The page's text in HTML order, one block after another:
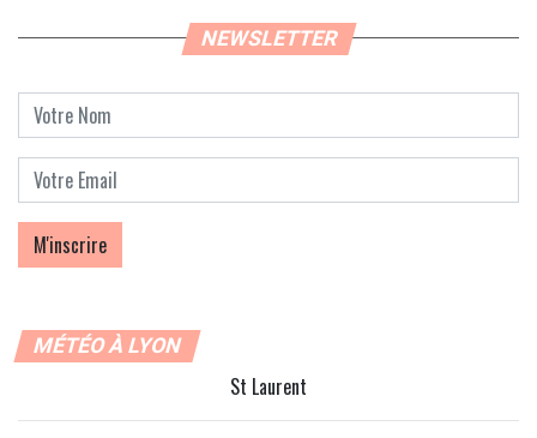
NEWSLETTER
MÉTÉO À LYON
St Laurent